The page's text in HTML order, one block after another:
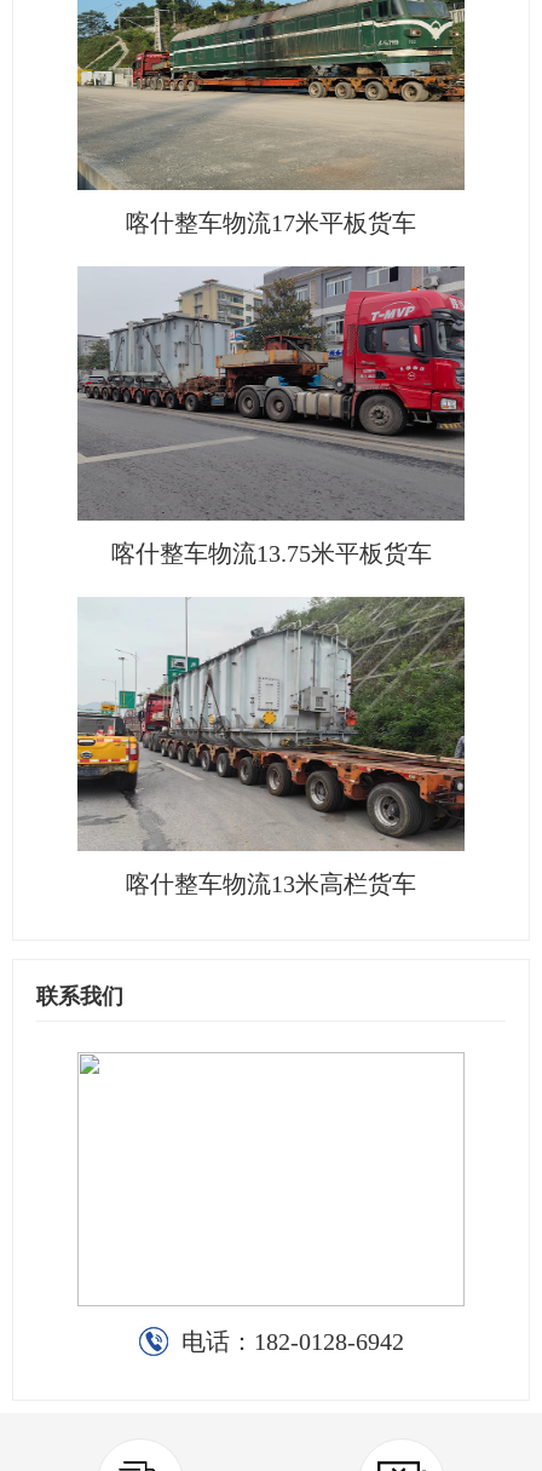
喀什整车物流17米平板货车
喀什整车物流13.75米平板货车
喀什整车物流13米高栏货车
联系我们
电话： 182-0128-6942